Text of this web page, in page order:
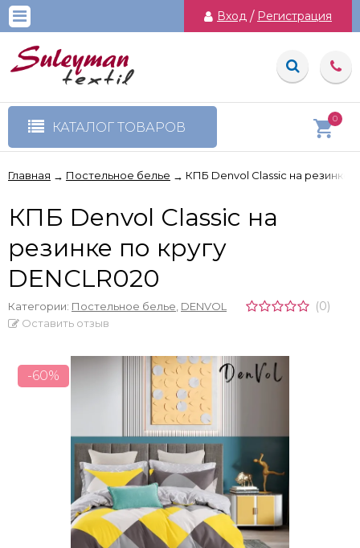
Вход / Регистрация
КАТАЛОГ ТОВАРОВ
0
Главная → Постельное белье → КПБ Denvol Classic на резинке
КПБ Denvol Classic на
резинке по кругу
DENCLR020
Категории: Постельное белье DENVOL (0)
Оставить отзыв
-60%